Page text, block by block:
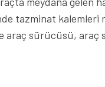
tazminat
araç sürücüsü,